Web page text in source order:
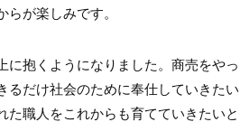
が楽しみです。
抱くようになりました。商売をやっ
だけ社会のために奉仕していきたい
職人をこれからも育てていきたいと